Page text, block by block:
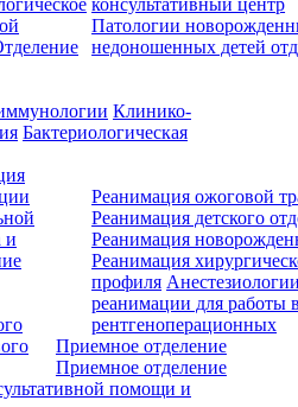
Патологии
недоношенных детей
Клинико-
Бактериологическая
и
Реанимация ожоговой
Реанимация детского
Реанимация
Реанимация
профиля
реанимации для работы
рентгеноперационных
Приемное отделение
Приемное отделение
помощи и